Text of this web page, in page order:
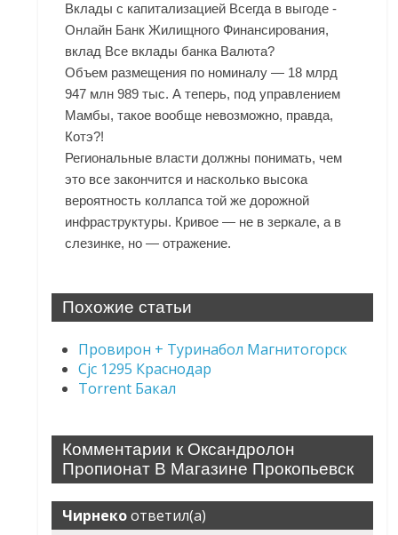
Вклады с капитализацией Всегда в выгоде -
Онлайн Банк Жилищного Финансирования,
вклад Все вклады банка Валюта?
Объем размещения по номиналу — 18 млрд
947 млн 989 тыс. А теперь, под управлением
Мамбы, такое вообще невозможно, правда,
Котэ?!
Региональные власти должны понимать, чем
это все закончится и насколько высока
вероятность коллапса той же дорожной
инфраструктуры. Кривое — не в зеркале, а в
слезинке, но — отражение.
Похожие статьи
Провирон + Туринабол Магнитогорск
Cjc 1295 Краснодар
Torrent Бакал
Комментарии к Оксандролон
Пропионат В Магазине Прокопьевск
Чирнекоответил(а)